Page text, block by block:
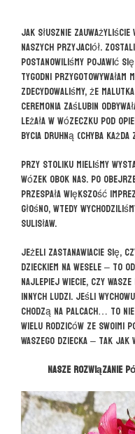
Jak słusznie
naszych przyjaciół.
Postanowiliśmy pojawić się
tygodni przygotowywałam
zdecydowaliśmy, że
Ceremonia zaślubin
leżała w wózeczku pod
bycia druhną (chyba każda
Przy stoliku mieliśmy
wózek obok nas. Po
przespała większość
głośno, wtedy
Sulisław.
Jeżeli zastanawiacie się,
dzieckiem na wesele – to
najlepiej wiecie, czy
innych ludzi. Jeśli
chodzą na palcach… To nie
wielu rodziców ze swoimi
Waszego dziecka – tak jak
Nasze rozwiązanie